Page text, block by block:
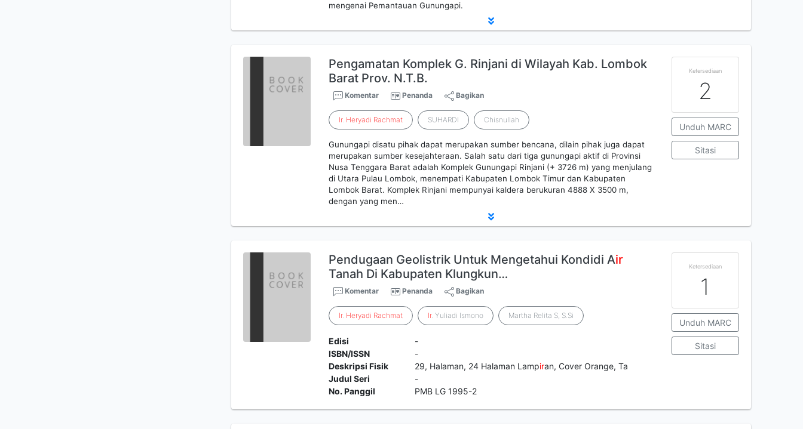
mengenai Pemantauan Gunungapi.
Pengamatan Komplek G. Rinjani di Wilayah Kab. Lombok
Barat Prov. N.T.B.
Komentar Penanda Bagikan
Ir. Heryadi Rachmat SUHARDI Chisnullah
Gunungapi disatu pihak dapat merupakan sumber bencana, dilain pihak juga dapat
merupakan sumber kesejahteraan. Salah satu dari tiga gunungapi aktif di Provinsi
Nusa Tenggara Barat adalah Komplek Gunungapi Rinjani (+ 3726 m) yang menjulang
di Utara Pulau Lombok, menempati Kabupaten Lombok Timur dan Kabupaten
Lombok Barat. Komplek Rinjani mempunyai kaldera berukuran 4888 X 3500 m,
dengan yang men…
Ketersediaan
2
Unduh MARC
Sitasi
Pendugaan Geolistrik Untuk Mengetahui Kondidi Air
Tanah Di Kabupaten Klungkun…
Komentar Penanda Bagikan
Ir. Heryadi Rachmat Ir. Yuliadi Ismono Martha Relita S, S.Si
Edisi
-
ISBN/ISSN
-
Deskripsi Fisik
29, Halaman, 24 Halaman Lampiran, Cover Orange, Ta
Judul Seri
-
No. Panggil
PMB LG 1995-2
Ketersediaan
1
Unduh MARC
Sitasi